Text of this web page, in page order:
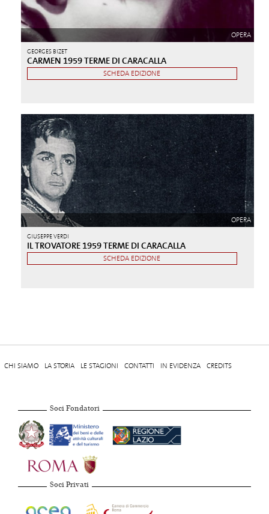
OPERA
GEORGES BIZET
CARMEN 1959 TERME DI CARACALLA
SCHEDA EDIZIONE
OPERA
GIUSEPPE VERDI
IL TROVATORE 1959 TERME DI CARACALLA
SCHEDA EDIZIONE
CHI SIAMO LA STORIA LE STAGIONI CONTATTI IN EVIDENZA CREDITS
Soci Fondatori
Soci Privati